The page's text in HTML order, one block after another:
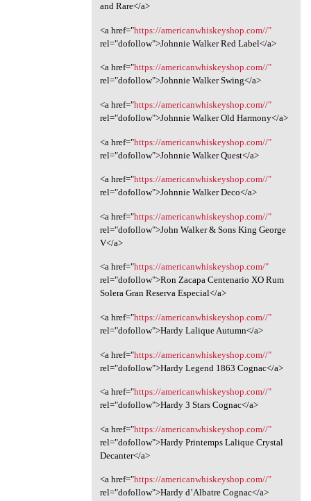
and Rare</a>
<a href="https://americanwhiskeyshop.com//"
rel="dofollow">Johnnie Walker Red Label</a>
<a href="https://americanwhiskeyshop.com//"
rel="dofollow">Johnnie Walker Swing</a>
<a href="https://americanwhiskeyshop.com//"
rel="dofollow">Johnnie Walker Old Harmony</a>
<a href="https://americanwhiskeyshop.com//"
rel="dofollow">Johnnie Walker Quest</a>
<a href="https://americanwhiskeyshop.com//"
rel="dofollow">Johnnie Walker Deco</a>
<a href="https://americanwhiskeyshop.com//"
rel="dofollow">John Walker & Sons King George
V</a>
<a href="https://americanwhiskeyshop.com/"
rel="dofollow">Ron Zacapa Centenario XO Rum
Solera Gran Reserva Especial</a>
<a href="https://americanwhiskeyshop.com//"
rel="dofollow">Hardy Lalique Autumn</a>
<a href="https://americanwhiskeyshop.com//"
rel="dofollow">Hardy Legend 1863 Cognac</a>
<a href="https://americanwhiskeyshop.com//"
rel="dofollow">Hardy 3 Stars Cognac</a>
<a href="https://americanwhiskeyshop.com//"
rel="dofollow">Hardy Printemps Lalique Crystal
Decanter</a>
<a href="https://americanwhiskeyshop.com//"
rel="dofollow">Hardy d’Albatre Cognac</a>